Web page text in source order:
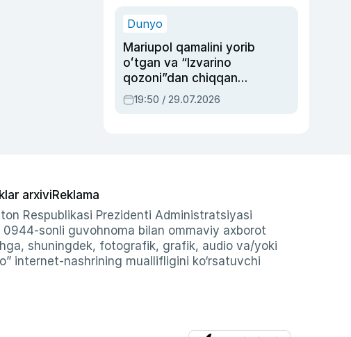
Dunyo
Mariupol qamalini yorib
oʻtgan va “Izvarino
qozoni”dan chiqqan
qahramon — Ukraina
armiyasi bosh
19:50 / 29.07.2026
arxiviReklama
Respublikasi Prezidenti Administratsiyasi
sonli guvohnoma bilan ommaviy axborot
shuningdek, fotografik, grafik, audio va/yoki
internet-nashrining muallifligini ko‘rsatuvchi